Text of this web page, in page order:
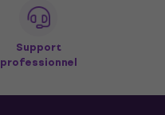
Support
professionnel